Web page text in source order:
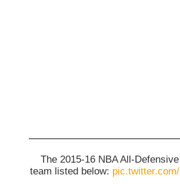
The 2015-16 NBA All-
team listed below: